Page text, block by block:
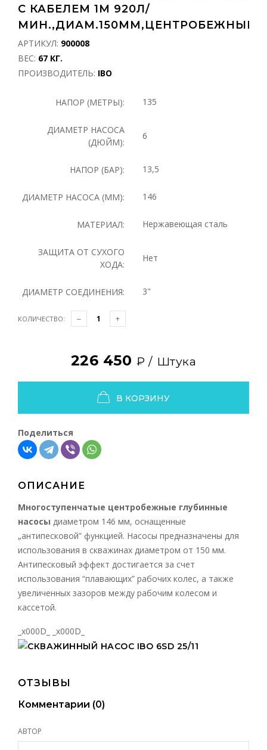
С КАБЕЛЕМ 1М 920Л/
МИН.,ДИАМ.150ММ,ЦЕНТРОБЕЖНЫЙ
АРТИКУЛ: 900008
ВЕС: 67 КГ.
ПРОИЗВОДИТЕЛЬ: IBO
НАПОР (МЕТРЫ): 135
ДИАМЕТР НАСОСА
(ДЮЙМ):
6
НАПОР (БАР): 13,5
ДИАМЕТР НАСОСА (ММ): 146
МАТЕРИАЛ: Нержавеющая сталь
ЗАЩИТА ОТ СУХОГО
ХОДА:
Нет
ДИАМЕТР СОЕДИНЕНИЯ: 3"
КОЛИЧЕСТВО:
226 450 ₽ / Штука
В КОРЗИНУ
Поделиться
ОПИСАНИЕ
Многоступенчатые центробежные глубинные
насосы диаметром 146 мм, оснащенные
„антипесковой” функцией. Насосы предназначены для
использования в скважинах диаметром от 150 мм.
Антипесковый эффект достигается за счет
использования “плавающих” рабочих колес, а также
увеличенных зазоров между рабочим колесом и
кассетой.
_x000D_ _x000D_
ОТЗЫВЫ
Комментарии (0)
АВТОР